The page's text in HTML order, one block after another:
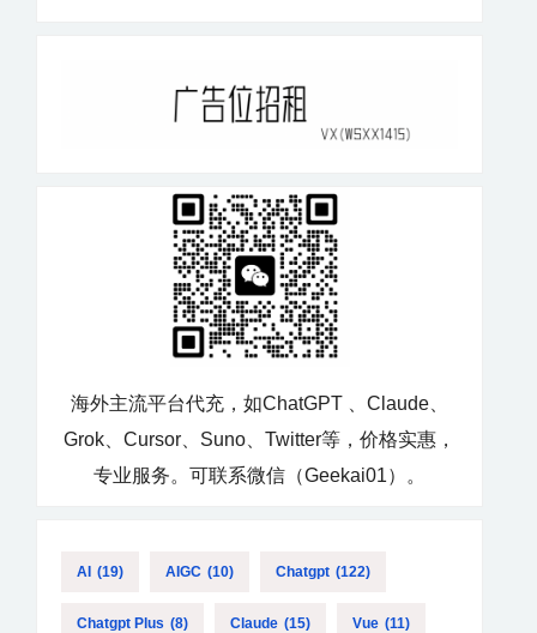
海外主流平台代充，如ChatGPT 、Claude、
Grok、Cursor、Suno、Twitter等，价格实惠，
专业服务。可联系微信（Geekai01）。
AI (19) AIGC (10) Chatgpt (122)
Chatgpt Plus (8) Claude (15) Vue (11)